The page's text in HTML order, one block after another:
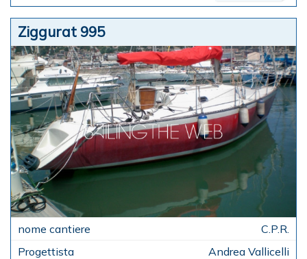
Ziggurat 995
C.P.R.
Andrea Vallicelli